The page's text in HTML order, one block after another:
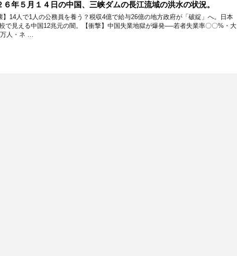
６年５月１４日の中国、三峡ダムの長江流域の洪水の状況。
】14人で1人の公務員を養う？税収4億で給与26億の地方政府が「破綻」へ。日本
で見える中国12兆元の闇。【衝撃】中国失業地獄が爆発──若者失業率〇〇%・大
人・ネ …